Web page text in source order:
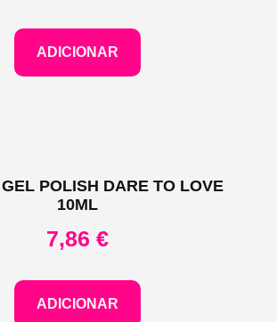
ADICIONAR
POLISH DARE TO LOVE
10ML
7,86 €
ADICIONAR